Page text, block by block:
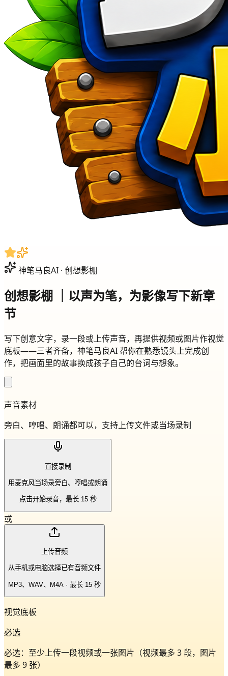
神笔马良AI · 创想影棚
创想影棚
｜以声为笔，为影像写下新章
节
写下创意文字，录一段或上传声音，再提供视频或图片作视觉
底板——三者齐备，神笔马良AI 帮你在熟悉镜头上完成创
作，把画面里的故事换成孩子自己的台词与想象。
声音素材
旁白、哼唱、朗诵都可以，支持上传文件或当场录制
直接录制
用麦克风当场录旁白、哼唱或朗诵
点击开始录音，最长 15 秒
或
上传音频
从手机或电脑选择已有音频文件
MP3、WAV、M4A · 最长 15 秒
视觉底板
必选
必选：至少上传一段视频或一张图片（视频最多 3 段，图片
最多 9 张）